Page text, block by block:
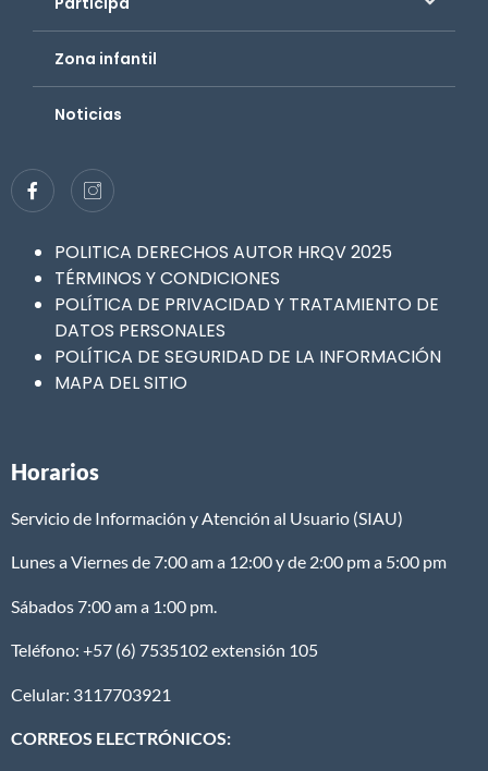
Zona infantil
Noticias
POLITICA DERECHOS AUTOR HRQV 2025
TÉRMINOS Y CONDICIONES
POLÍTICA DE PRIVACIDAD Y TRATAMIENTO DE
DATOS PERSONALES
POLÍTICA DE SEGURIDAD DE LA INFORMACIÓN
MAPA DEL SITIO
Horarios
Servicio de Información y Atención al Usuario (SIAU)
Lunes a Viernes de 7:00 am a 12:00 y de 2:00 pm a 5:00 pm
Sábados 7:00 am a 1:00 pm.
Teléfono: +57 (6) 7535102 extensión 105
Celular: 3117703921
CORREOS ELECTRÓNICOS: